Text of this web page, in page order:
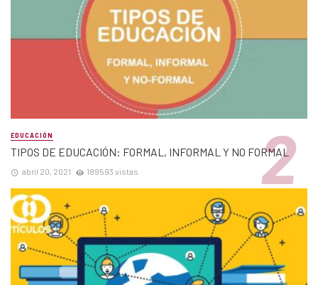
EDUCACIÓN
TIPOS DE EDUCACIÓN: FORMAL, INFORMAL Y NO FORMAL
abril 20, 2021 189593 vistas